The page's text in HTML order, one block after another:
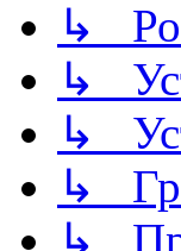
↳
↳
↳
↳
↳